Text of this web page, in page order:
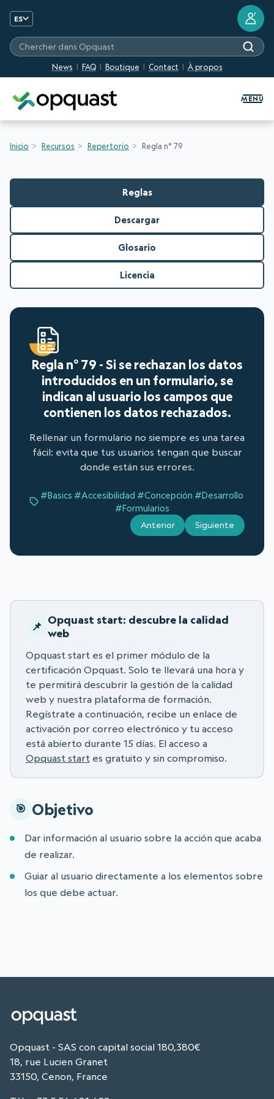
ES
News FAQ Boutique Contact À propos
Chercher dans Opquast
?
MENU
Inicio Recursos Repertorio Regla n° 79
Reglas
Descargar
Glosario
Licencia
Regla n° 79 - Si se rechazan los datos
introducidos en un formulario, se
indican al usuario los campos que
contienen los datos rechazados.
Rellenar un formulario no siempre es una tarea
fácil: evita que tus usuarios tengan que buscar
donde están sus errores.
#Basics #Accesibilidad #Concepción #Desarrollo
#Formularios
Anterior Siguiente
Opquast start: descubre la calidad
web
Opquast start es el primer módulo de la
certificación Opquast. Solo te llevará una hora y
te permitirá descubrir la gestión de la calidad
web y nuestra plataforma de formación.
Regístrate a continuación, recibe un enlace de
activación por correo electrónico y tu acceso
está abierto durante 15 días. El acceso a
Opquast startes gratuito y sin compromiso.
Objetivo
Dar información al usuario sobre la acción que acaba
de realizar.
Guiar al usuario directamente a los elementos sobre
los que debe actuar.
Opquast - SAS con capital social 180,380€
18, rue Lucien Granet
33150, Cenon, France